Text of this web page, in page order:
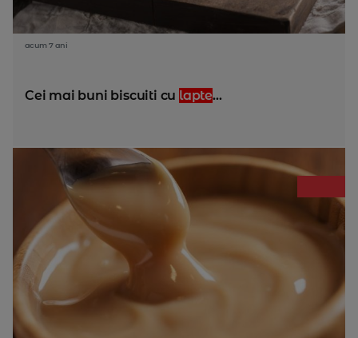
acum 7 ani
Cei mai buni biscuiti cu lapte...